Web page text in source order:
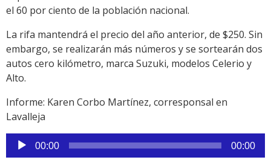
el 60 por ciento de la población nacional.
La rifa mantendrá el precio del año anterior, de $250. Sin
embargo, se realizarán más números y se sortearán dos
autos cero kilómetro, marca Suzuki, modelos Celerio y
Alto.
Informe: Karen Corbo Martínez, corresponsal en
Lavalleja
Reproductor
de
00:00 00:00